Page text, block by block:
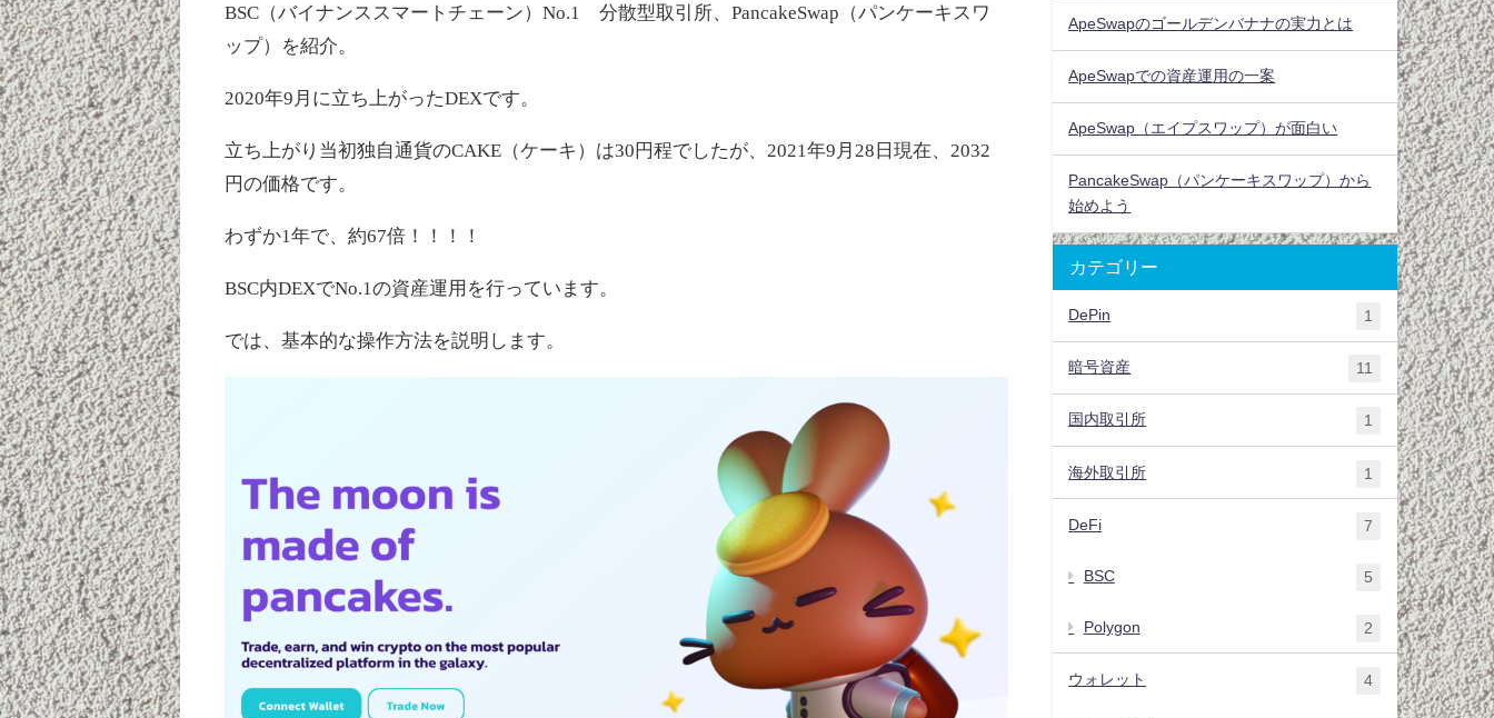
BSC（バイナンススマートチェーン）No.1 分散型取引所、PancakeSwap（パンケーキスワ
ップ）を紹介。
2020年9月に立ち上がったDEXです。
立ち上がり当初独自通貨のCAKE（ケーキ）は30円程でしたが、2021年9月28日現在、2032
円の価格です。
わずか1年で、約67倍！！！！
BSC内DEXでNo.1の資産運用を行っています。
では、基本的な操作方法を説明します。
ApeSwapのゴールデンバナナの実力とは
ApeSwapでの資産運用の一案
ApeSwap（エイプスワップ）が面白い
PancakeSwap（パンケーキスワップ）から
始めよう
カテゴリー
DePin 1
暗号資産 11
国内取引所 1
海外取引所 1
DeFi 7
BSC 5
Polygon 2
ウォレット 4